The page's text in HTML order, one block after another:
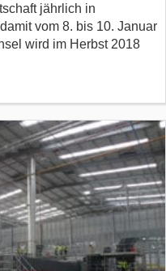
jährlich in
vom 8. bis 10. Januar
wird im Herbst 2018